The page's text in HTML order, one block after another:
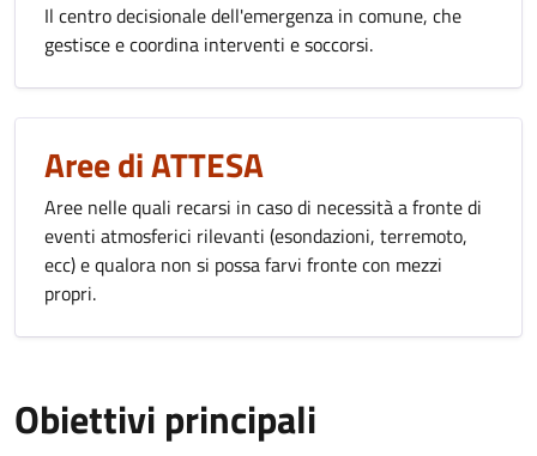
Il centro decisionale dell'emergenza in comune, che
gestisce e coordina interventi e soccorsi.
Aree di ATTESA
Aree nelle quali recarsi in caso di necessità a fronte di
eventi atmosferici rilevanti (esondazioni, terremoto,
ecc) e qualora non si possa farvi fronte con mezzi
propri.
Obiettivi principali